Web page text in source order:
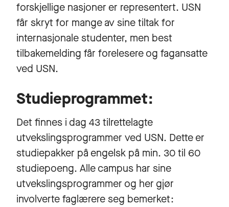
forskjellige nasjoner er representert. USN
får skryt for mange av sine tiltak for
internasjonale studenter, men best
tilbakemelding får forelesere og fagansatte
ved USN.
Studieprogrammet:
Det finnes i dag 43 tilrettelagte
utvekslingsprogrammer ved USN. Dette er
studiepakker på engelsk på min. 30 til 60
studiepoeng. Alle campus har sine
utvekslingsprogrammer og her gjør
involverte faglærere seg bemerket: